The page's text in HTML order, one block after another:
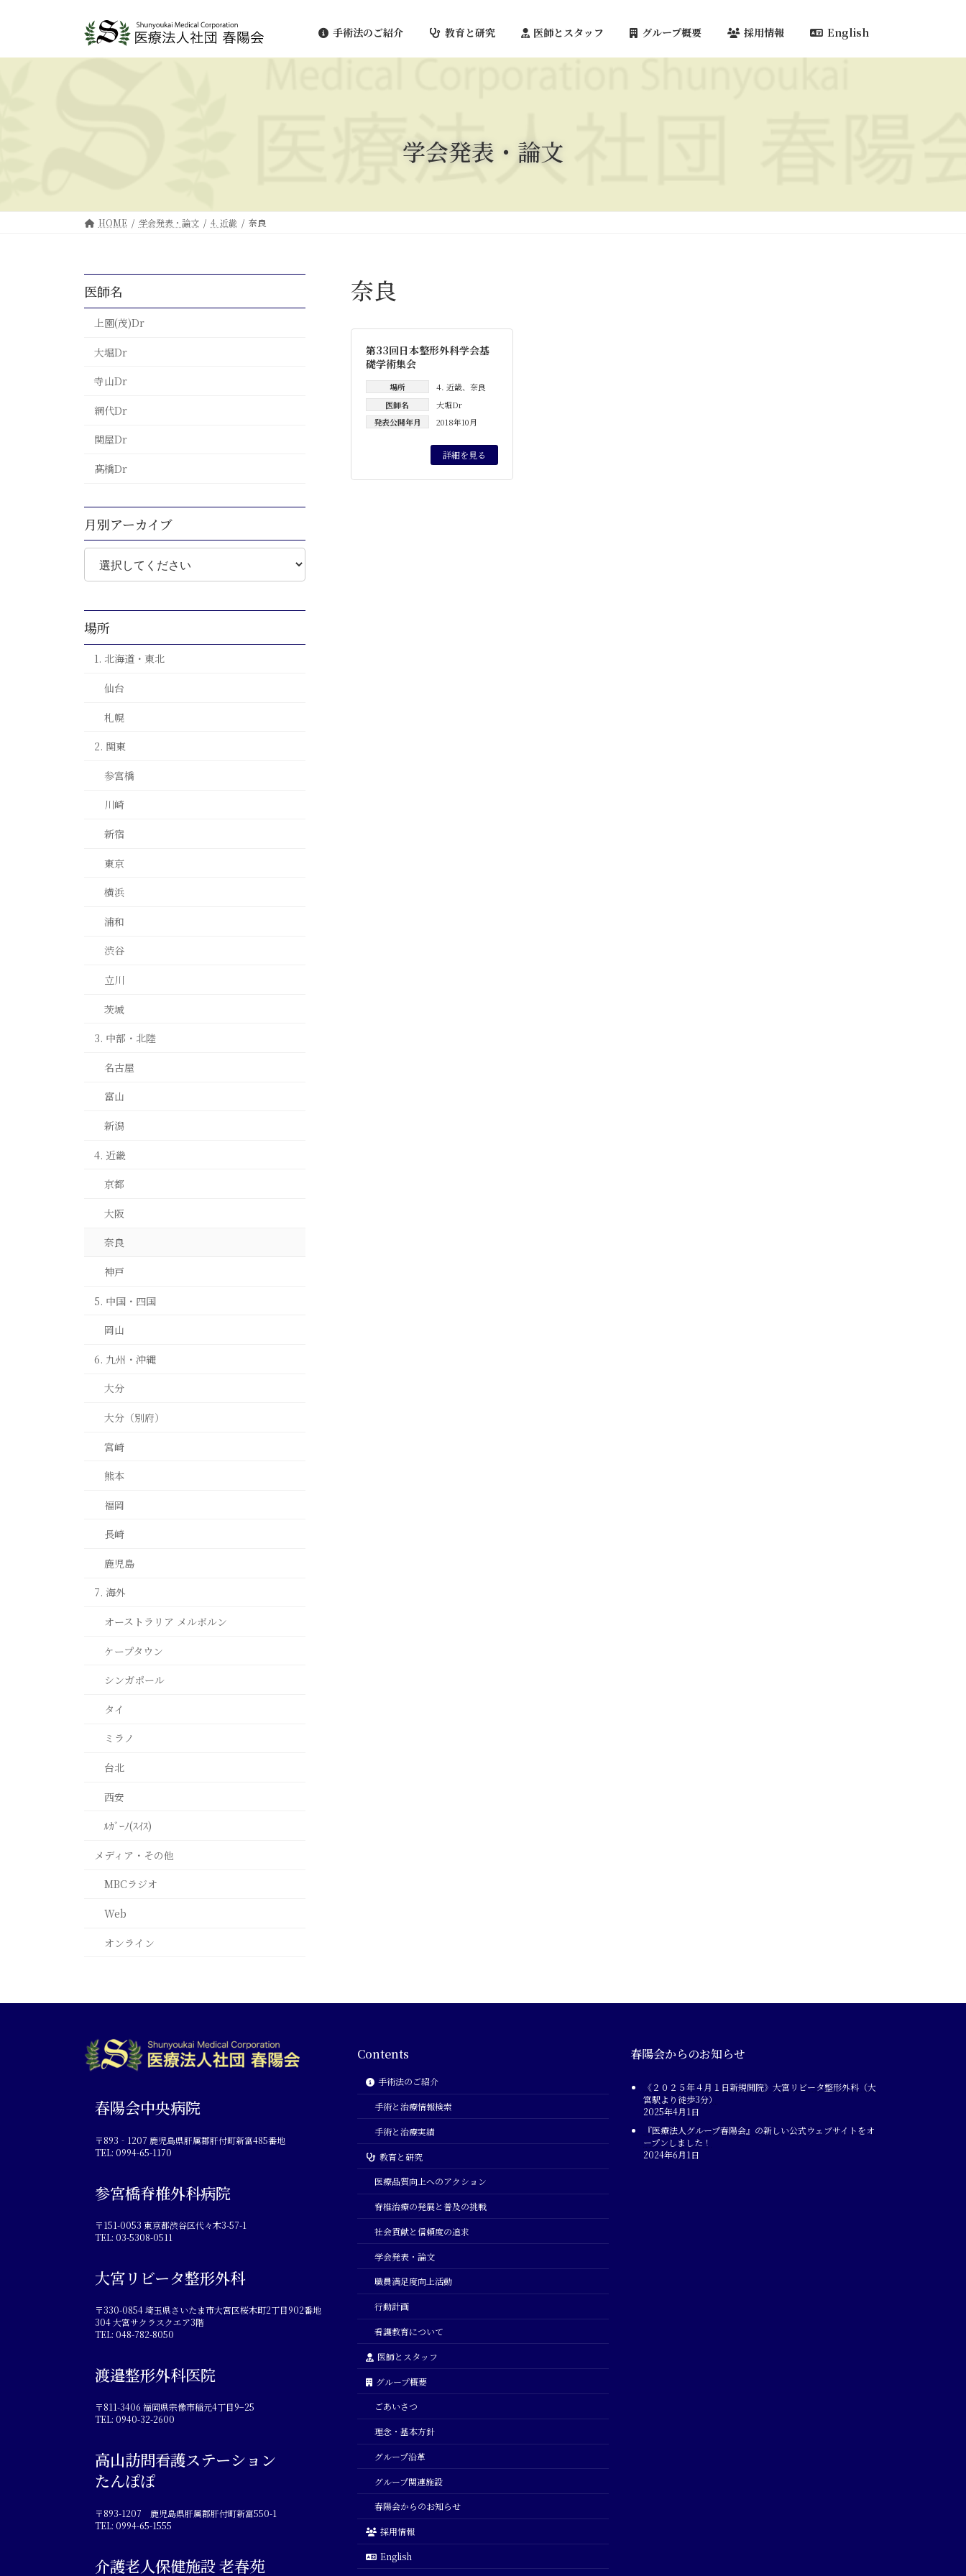
手術法のご紹介 教育と研究 医師とスタッフ グループ概要 採用情報 English
学会発表・論文
HOME 学会発表・論文 4. 近畿 奈良
奈良
第33回日本整形外科学会基
礎学術集会
場所 4. 近畿、 奈良
医師名
大堀Dr
発表公開年月
2018年10月
詳細を見る
医師名
上園(茂)Dr
大堀Dr
寺山Dr
網代Dr
関屋Dr
髙橋Dr
月別アーカイブ
場所
1. 北海道・東北
仙台
札幌
2. 関東
参宮橋
川崎
新宿
東京
横浜
浦和
渋谷
立川
茨城
3. 中部・北陸
名古屋
富山
新潟
4. 近畿
京都
大阪
奈良
神戸
5. 中国・四国
岡山
6. 九州・沖縄
大分
大分（別府）
宮崎
熊本
福岡
長崎
鹿児島
7. 海外
オーストラリア メルボルン
ケープタウン
シンガポール
タイ
ミラノ
台北
西安
ﾙｶﾞｰﾉ(ｽｲｽ)
メディア・その他
MBCラジオ
Web
オンライン
春陽会中央病院
〒893‐1207 鹿児島県肝属郡肝付町新富485番地
TEL: 0994-65-1170
参宮橋脊椎外科病院
〒151-0053 東京都渋谷区代々木3-57-1
TEL: 03-5308-0511
大宮リビータ整形外科
〒330-0854 埼玉県さいたま市大宮区桜木町2丁目902番地
304 大宮サクラスクエア3階
TEL: 048-782-8050
渡邉整形外科医院
〒811-3406 福岡県宗像市稲元4丁目9−25
TEL: 0940-32-2600
高山訪問看護ステーション
たんぽぽ
〒893-1207 鹿児島県肝属郡肝付町新富550-1
TEL: 0994-65-1555
介護老人保健施設 老春苑
Contents
手術法のご紹介
手術と治療情報検索
手術と治療実績
教育と研究
医療品質向上へのアクション
脊椎治療の発展と普及の挑戦
社会貢献と信頼度の追求
学会発表・論文
職員満足度向上活動
行動計画
看護教育について
医師とスタッフ
グループ概要
ごあいさつ
理念・基本方針
グループ沿革
グループ関連施設
春陽会からのお知らせ
採用情報
English
春陽会からのお知らせ
《２０２５年４月１日新規開院》大宮リビータ整形外科（大
宮駅より徒歩3分）
2025年4月1日
『医療法人グループ春陽会』の新しい公式ウェブサイトをオ
ープンしました！
2024年6月1日